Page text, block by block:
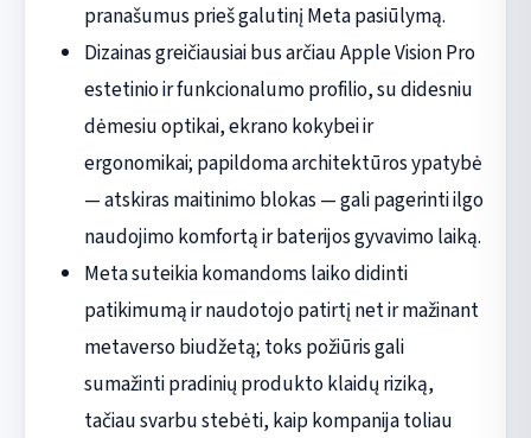
pranašumus prieš galutinį Meta pasiūlymą.
Dizainas greičiausiai bus arčiau Apple Vision Pro
estetinio ir funkcionalumo profilio, su didesniu
dėmesiu optikai, ekrano kokybei ir
ergonomikai; papildoma architektūros ypatybė
— atskiras maitinimo blokas — gali pagerinti ilgo
naudojimo komfortą ir baterijos gyvavimo laiką.
Meta suteikia komandoms laiko didinti
patikimumą ir naudotojo patirtį net ir mažinant
metaverso biudžetą; toks požiūris gali
sumažinti pradinių produkto klaidų riziką,
tačiau svarbu stebėti, kaip kompanija toliau